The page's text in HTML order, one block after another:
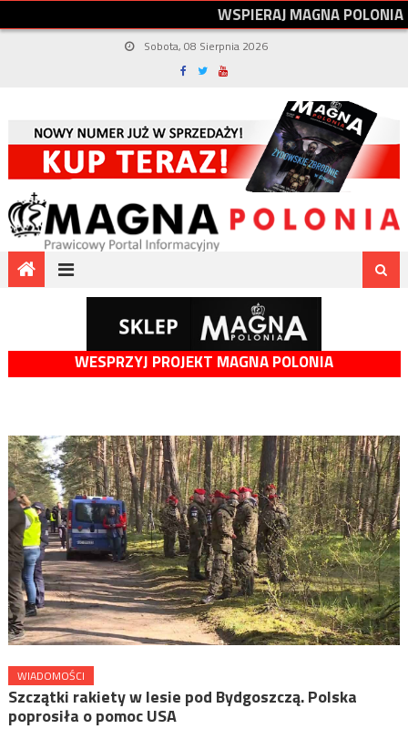
WSPIERAJMAGNAPOLONIA
Sobota, 08 Sierpnia 2026
WESPRZYJ PROJEKT MAGNA POLONIA
WIADOMOŚCI
Szczątki rakiety w lesie pod Bydgoszczą. Polska
poprosiła o pomoc USA